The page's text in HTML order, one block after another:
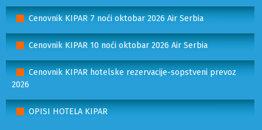
Cenovnik KIPAR 7 noći oktobar 2026 Air Serbia
Cenovnik KIPAR 10 noći oktobar 2026 Air Serbia
Cenovnik KIPAR hotelske rezervacije-sopstveni prevoz
2026
OPISI HOTELA KIPAR